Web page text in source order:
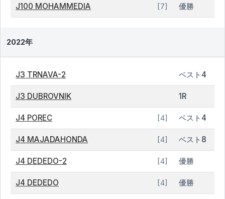
J100 MOHAMMEDIA [7] 優勝
2022年
J3 TRNAVA-2 ベスト4
J3 DUBROVNIK 1R
J4 POREC [4] ベスト4
J4 MAJADAHONDA [4] ベスト8
J4 DEDEDO-2 [4] 優勝
J4 DEDEDO [4] 優勝